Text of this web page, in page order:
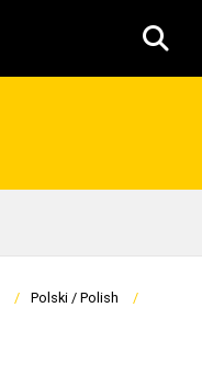
Polski / Polish